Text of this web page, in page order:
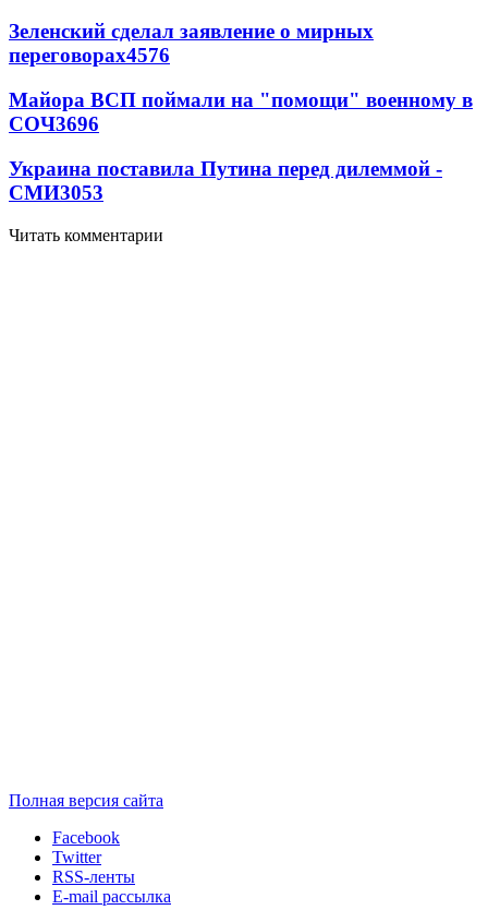
Зеленский сделал заявление о мирных
переговорах4576
Майора ВСП поймали на "помощи" военному в
СОЧ3696
Украина поставила Путина перед дилеммой -
СМИ3053
Читать комментарии
Полная версия сайта
Facebook
Twitter
RSS-ленты
E-mail рассылка